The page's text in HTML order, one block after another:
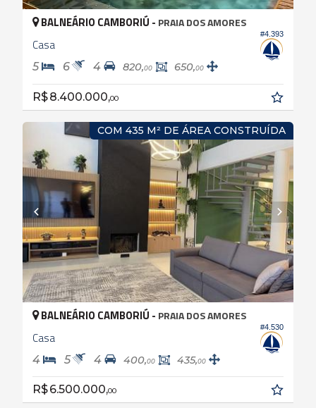
#4.393
BALNEÁRIO CAMBORIÚ - PRAIA DOS AMORES
Casa
5 6 4 820,00 650,00
R$ 8.400.000,00
COM 435 M² DE ÁREA CONSTRUÍDA
#4.530
BALNEÁRIO CAMBORIÚ - PRAIA DOS AMORES
Casa
4 5 4 400,00 435,00
R$ 6.500.000,00